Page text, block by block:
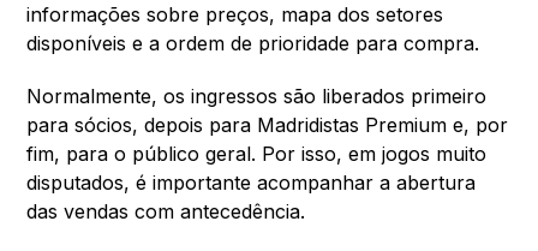
informações sobre preços, mapa dos setores
disponíveis e a ordem de prioridade para compra.
Normalmente, os ingressos são liberados primeiro
para sócios, depois para Madridistas Premium e, por
fim, para o público geral. Por isso, em jogos muito
disputados, é importante acompanhar a abertura
das vendas com antecedência.